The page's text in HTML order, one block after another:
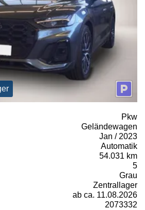
Pkw
Geländewagen
Jan / 2023
Automatik
54.031 km
5
Grau
Zentrallager
ab ca. 11.08.2026
2073332